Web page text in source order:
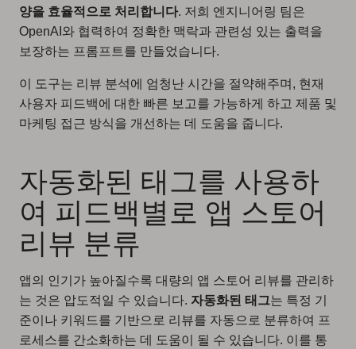
양을 효율적으로 처리합니다. 저희 엔지니어링 팀은
OpenAI와 협력하여 정확한 맥락과 관련성 있는 출력을
보장하는 프롬프트를 만들었습니다.
이 도구는 리뷰 분석에 엄청난 시간을 절약해주며, 현재
사용자 피드백에 대한 빠른 보고를 가능하게 하고 제품 및
마케팅 접근 방식을 개선하는 데 도움을 줍니다.
자동화된 태그를 사용하
여 피드백별로 앱 스토어
리뷰 분류
앱의 인기가 높아질수록 대량의 앱 스토어 리뷰를 관리하
는 것은 압도적일 수 있습니다. 자동화된 태그는 특정 기
준이나 키워드를 기반으로 리뷰를 자동으로 분류하여 프
로세스를 간소화하는 데 도움이 될 수 있습니다. 이를 통